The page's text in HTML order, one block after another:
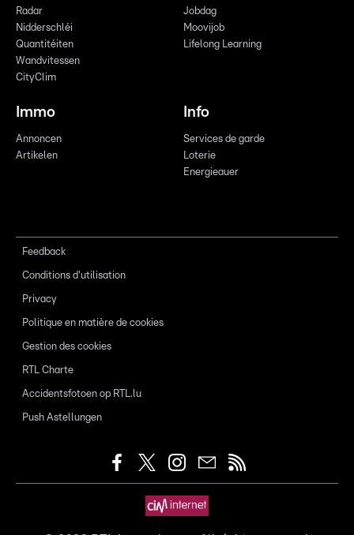
Radar
Nidderschléi
Quantitéiten
Wandvitessen
CityClim
Jobdag
Moovijob
Lifelong Learning
Immo
Annoncen
Artikelen
Info
Services de garde
Loterie
Energieauer
Feedback
Conditions d'utilisation
Privacy
Politique en matière de cookies
Gestion des cookies
RTL Charte
Accidentsfotoen op RTL.lu
Push Astellungen